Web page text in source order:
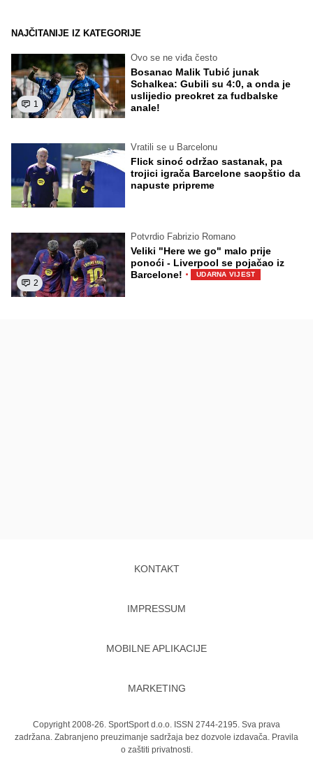
NAJČITANIJE IZ KATEGORIJE
1
Ovo se ne viđa često
Bosanac Malik Tubić junak
Schalkea: Gubili su 4:0, a onda je
uslijedio preokret za fudbalske
anale!
Vratili se u Barcelonu
Flick sinoć održao sastanak, pa
trojici igrača Barcelone saopštio da
napuste pripreme
2
Potvrdio Fabrizio Romano
Veliki "Here we go" malo prije
ponoći - Liverpool se pojačao iz
Barcelone! · UDARNA VIJEST
KONTAKT
IMPRESSUM
MOBILNE APLIKACIJE
MARKETING
Copyright 2008-26. SportSport d.o.o. ISSN 2744-2195. Sva prava
zadržana. Zabranjeno preuzimanje sadržaja bez dozvole izdavača. Pravila
o zaštiti privatnosti.